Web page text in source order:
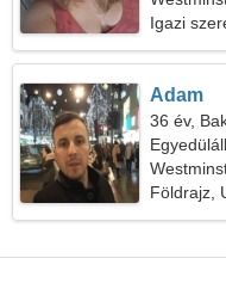
Igazi
Adam
36 év,
Földrajz,